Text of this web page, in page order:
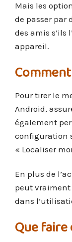
Mais les
de passer par
des amis s’ils
appareil.
Pour tirer le
Android,
également
configuration
« Localiser
En plus de
peut vraiment
dans
Que faire